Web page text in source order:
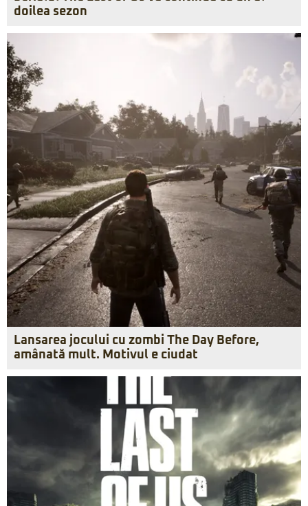
doilea sezon
Lansarea jocului cu zombi The Day Before,
amânată mult. Motivul e ciudat